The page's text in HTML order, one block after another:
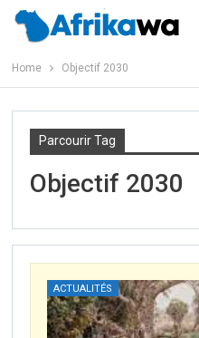
Home Objectif 2030
Parcourir Tag
Objectif 2030
ACTUALITÉS